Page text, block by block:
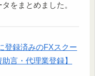
をまとめました。
登録済みのFXスクー
言・代理業登録】